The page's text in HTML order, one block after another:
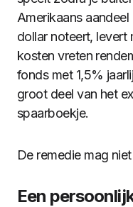
Amerikaans
dollar noteert, levert
kosten vreten
fonds met 1,5%
groot deel van het
spaarboekje.
De remedie mag
Een